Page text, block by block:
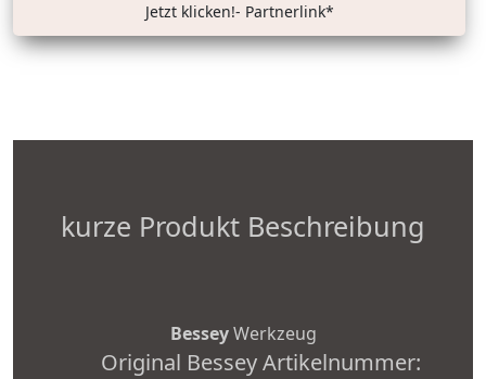
Jetzt klicken!- Partnerlink*
kurze Produkt Beschreibung
BesseyWerkzeug
Original Bessey Artikelnummer: